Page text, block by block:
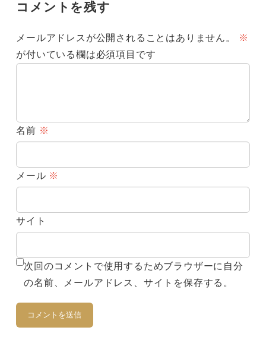
コメントを残す
メールアドレスが公開されることはありません。
※
が付いている欄は必須項目です
名前 ※
メール ※
サイト
次回のコメントで使用するためブラウザーに自分
の名前、メールアドレス、サイトを保存する。